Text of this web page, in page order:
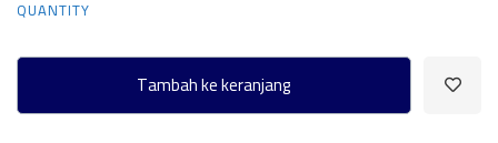
QUANTITY
البيانات
Excel
quantity
Tambah ke keranjang